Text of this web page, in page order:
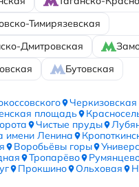
Тимирязевская
Дмитровская
Бутовская
Черкизовская
площадь
Чистые пруды
имени Ленина
Воробьёвы горы
Тропарёво
Прокшино Ольховая